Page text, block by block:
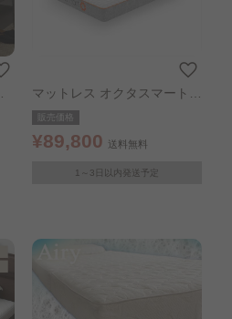
毛布・ブランケット
羽毛布団
マットレス オクタスマートマ
ットレス シングル
販売価格
¥89,800 送料無料
1～3日以内発送予定